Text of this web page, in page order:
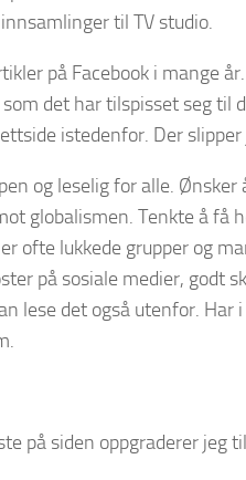
til TV studio.
på Facebook i mange
det har tilspisset seg til
istedenfor. Der
og leselig for alle. Ønsker
globalismen. Tenkte å få
ofte lukkede grupper og
på sosiale medier, godt
lese det også utenfor.
på siden oppgraderer jeg